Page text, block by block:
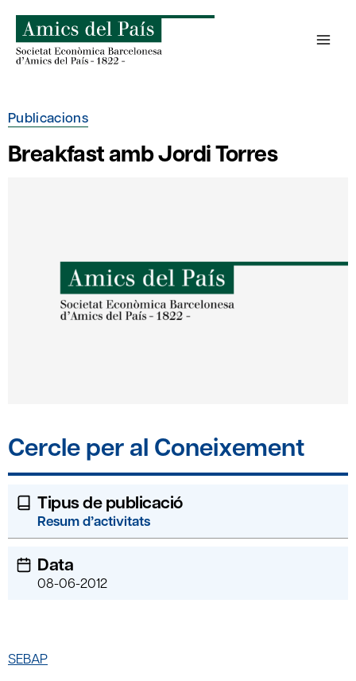
content
Publicacions
Breakfast amb Jordi Torres
Cercle per al Coneixement
Tipus de publicació
Resum d’activitats
Data
08-06-2012
SEBAP